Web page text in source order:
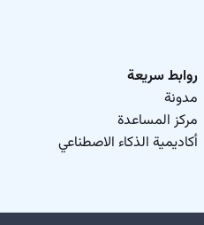
روابط سريعة
مدونة
مركز المساعدة
أكاديمية الذكاء الاصطناعي